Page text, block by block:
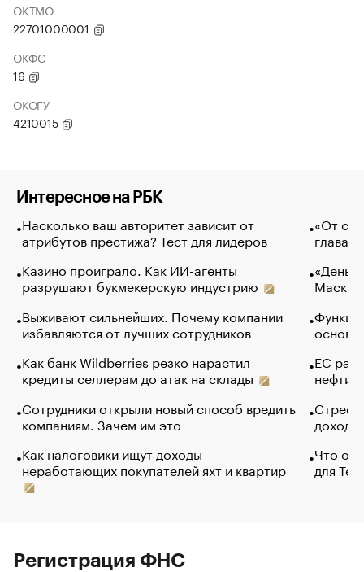
ОКТМО
22701000001
ОКФС
16
ОКОГУ
4210015
Интересное на РБК
Насколько ваш авторитет зависит от
атрибутов престижа? Тест для лидеров
Казино проиграло. Как ИИ-агенты
разрушают букмекерскую индустрию
Выживают сильнейших. Почему компании
избавляются от лучших сотрудников
Как банк Wildberries резко нарастил
кредиты селлерам до атак на склады
Сотрудники открыли новый способ вредить
компаниям. Зачем им это
Как налоговики ищут доходы
неработающих покупателей яхт и квартир
«От
глава
Маск в
основ
ЕС
нефти
Что
для
Регистрация ФНС